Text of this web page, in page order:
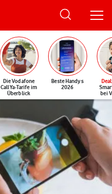
Die Vodafone
CallYa-Tarife im
Überblick
Beste Handys
2026
Deal
bei